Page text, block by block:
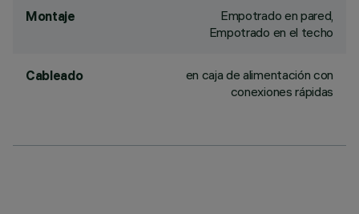
Montaje
Empotrado en pared,
Empotrado en el techo
Cableado
en caja de alimentación con
conexiones rápidas